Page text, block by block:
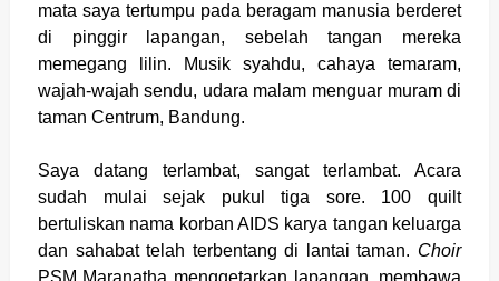
mata saya tertumpu pada beragam manusia berderet
di pinggir lapangan, sebelah tangan mereka
memegang lilin. Musik syahdu, cahaya temaram,
wajah-wajah sendu, udara malam menguar muram di
taman Centrum, Bandung.
Saya datang terlambat, sangat terlambat. Acara
sudah mulai sejak pukul tiga sore. 100 quilt
bertuliskan nama korban AIDS karya tangan keluarga
dan sahabat telah terbentang di lantai taman. Choir
PSM Maranatha menggetarkan lapangan, membawa